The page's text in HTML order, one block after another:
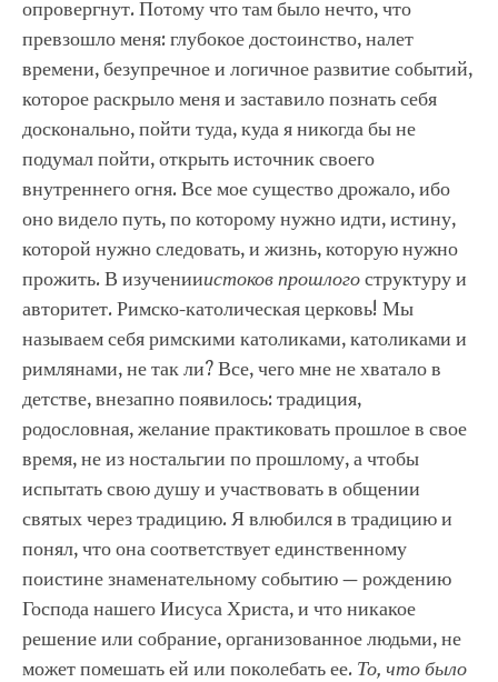
опровергнут. Потому что там было нечто, что
превзошло меня: глубокое достоинство, налет
времени, безупречное и логичное развитие событий,
которое раскрыло меня и заставило познать себя
досконально, пойти туда, куда я никогда бы не
подумал пойти, открыть источник своего
внутреннего огня. Все мое существо дрожало, ибо
оно видело путь, по которому нужно идти, истину,
которой нужно следовать, и жизнь, которую нужно
прожить. В изученииистоков прошлогоструктуру и
авторитет. Римско-католическая церковь! Мы
называем себя римскими католиками, католиками и
римлянами, не так ли? Все, чего мне не хватало в
детстве, внезапно появилось: традиция,
родословная, желание практиковать прошлое в свое
время, не из ностальгии по прошлому, а чтобы
испытать свою душу и участвовать в общении
святых через традицию. Я влюбился в традицию и
понял, что она соответствует единственному
поистине знаменательному событию — рождению
Господа нашего Иисуса Христа, и что никакое
решение или собрание, организованное людьми, не
может помешать ей или поколебать ее. То, что было